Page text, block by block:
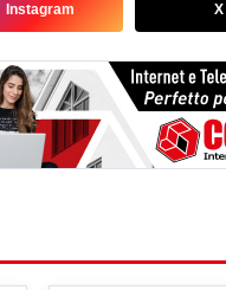
Instagram X